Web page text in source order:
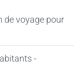
de voyage pour
-